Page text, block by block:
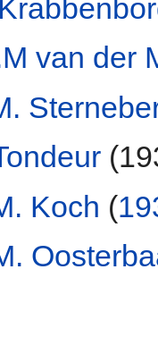
van der
Koch (